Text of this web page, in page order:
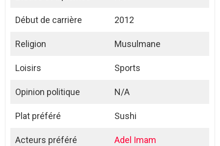
Début de carrière 2012
Religion Musulmane
Loisirs Sports
Opinion politique N/A
Plat préféré Sushi
Acteurs préféré Adel Imam